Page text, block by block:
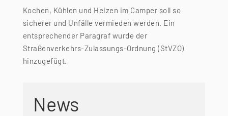
Kochen, Kühlen und Heizen im Camper soll so
sicherer und Unfälle vermieden werden. Ein
entsprechender Paragraf wurde der
Straßenverkehrs-Zulassungs-Ordnung (StVZO)
hinzugefügt.
News